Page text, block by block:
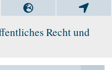
Recht und